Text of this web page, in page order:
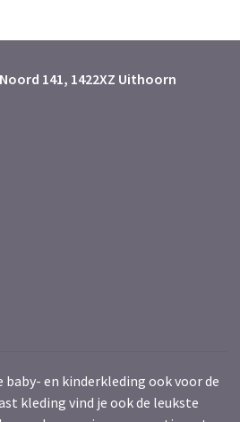
141, 1422XZ Uithoorn
en kinderkleding ook voor de
kleding vind je ook de leukste